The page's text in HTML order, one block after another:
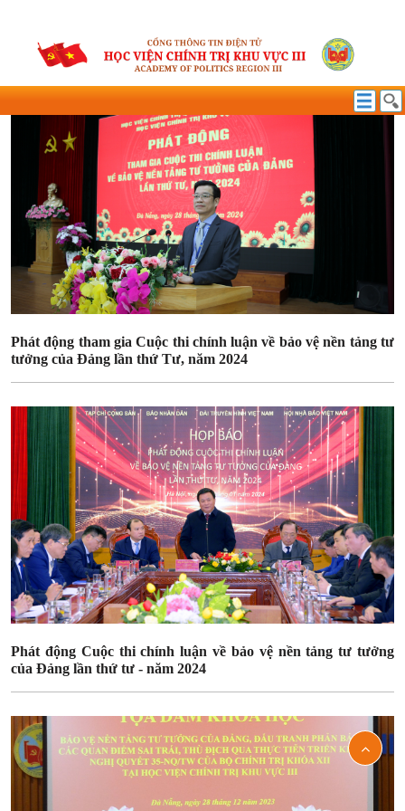
BẢO VỆ NỀN TẢNG TƯ TƯỞNG CỦA ĐẢNG
Phát động tham gia Cuộc thi chính luận về bảo vệ nền tảng tư
tưởng của Đảng lần thứ Tư, năm 2024
Phát động Cuộc thi chính luận về bảo vệ nền tảng tư tưởng
của Đảng lần thứ tư - năm 2024